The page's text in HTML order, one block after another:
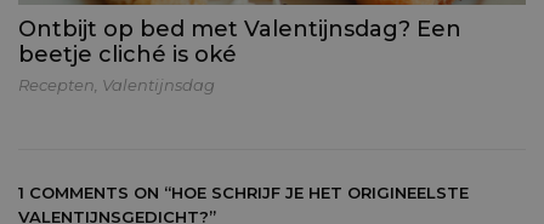
Ontbijt op bed met Valentijnsdag? Een
beetje cliché is oké
Recepten Valentijnsdag
1 COMMENTS ON “HOE SCHRIJF JE HET ORIGINEELSTE
VALENTIJNSGEDICHT?”